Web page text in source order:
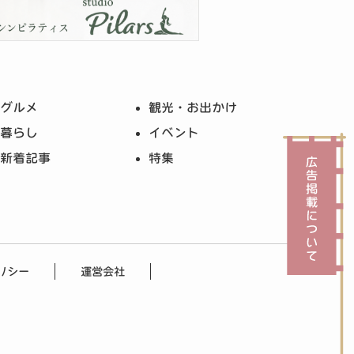
グルメ
観光・お出かけ
暮らし
イベント
新着記事
特集
シー 運営会社